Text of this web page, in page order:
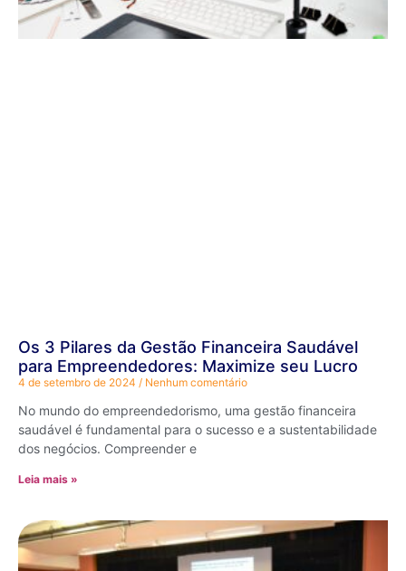
Os 3 Pilares da Gestão Financeira Saudável
para Empreendedores: Maximize seu Lucro
4 de setembro de 2024 Nenhum comentário
No mundo do empreendedorismo, uma gestão financeira
saudável é fundamental para o sucesso e a sustentabilidade
dos negócios. Compreender e
Leia mais »